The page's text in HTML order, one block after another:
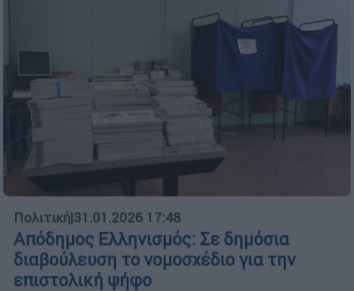
Πολιτική|31.01.2026 17:48
Απόδημος Ελληνισμός: Σε δημόσια
διαβούλευση το νομοσχέδιο για την
επιστολική ψήφο